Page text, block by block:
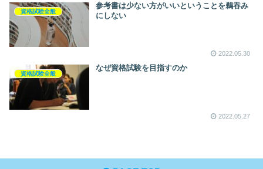
資格試験全般
参考書は少ない方がいいということを鵜吞み
にしない
2022.05.30
資格試験全般
なぜ資格試験を目指すのか
2022.05.27